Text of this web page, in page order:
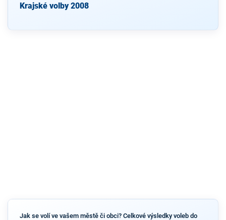
Krajské volby 2008
Jak se volí ve vašem městě či obci? Celkové výsledky voleb do